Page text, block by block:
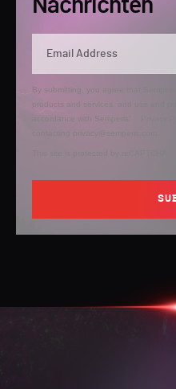
Nachrichten
By submitting, you agree that
products and services, and use and
accordance with Semperis’
contacting privacy@semperis.com.